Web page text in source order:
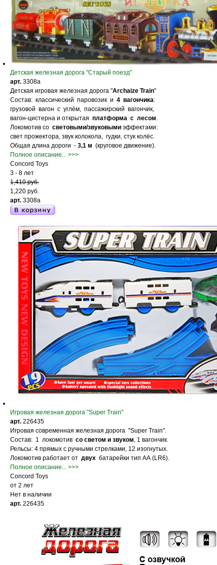
Детская железная дорога "Старый поезд"
арт. 3308a
Детская игровая железная дорога "Archaize Train"
Состав: классический паровозик и 4 вагончика:
грузовой вагон с углём, пассажирский вагончик,
вагон-цистерна и открытая платформа с лесом.
Локомотив со световыми/звуковыми эффектами:
свет прожектора, звук колокола, гудки, стук колёс.
Общая длина дороги - 3,1 м (круговое движение).
Полное описание... >>>
Concord Toys
3 - 8 лет
1,410 руб.
1,220 руб.
арт. 3308a
Игровая железная дорога "Super Train"
арт. 226435
Игровая современная железная дорога "Super Train".
Состав: 1 локомотив со светом и звуком, 1 вагончик.
Рельсы: 4 прямых с ручными стрелками, 12 изогнутых.
Локомотив работает от двух батарейки тип АА (LR6).
Полное описание... >>>
Concord Toys
от 2 лет
Нет в наличии
арт. 226435